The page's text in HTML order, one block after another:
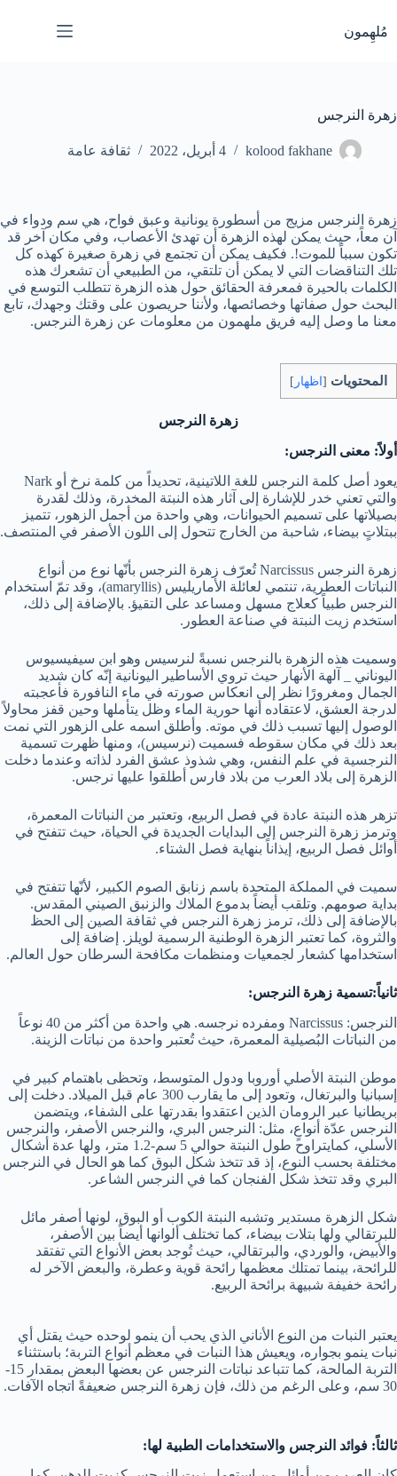
إلى
المحتوى
مُلهِمون
زهرة النرجس
kolood fakhane 4 أبريل، 2022 ثقافة عامة
زهرة النرجس مزيج من أسطورة يونانية وعبق فواح، هي سم ودواء في
آن معاً، حيث يمكن لهذه الزهرة أن تهدئ الأعصاب، وفي مكان آخر قد
تكون سبباً للموت!. فكيف يمكن أن تجتمع في زهرة صغيرة كهذه كل
تلك التناقضات التي لا يمكن أن تلتقي، من الطبيعي أن تشعرك هذه
الكلمات بالحيرة فمعرفة الحقائق حول هذه الزهرة تتطلب التوسع في
البحث حول صفاتها وخصائصها، ولأننا حريصون على وقتك وجهدك، تابع
معنا ما وصل إليه فريق ملهمون من معلومات عن زهرة النرجس.
المحتويات [ اظهار ]
زهرة النرجس
أولاً: معنى النرجس:
يعود أصل كلمة النرجس للغة اللاتينية، تحديداً من كلمة نرخ أو Nark
والتي تعني خدر للإشارة إلى آثار هذه النبتة المخدرة، وذلك لقدرة
بصيلاتها على تسميم الحيوانات، وهي واحدة من أجمل الزهور، تتميز
ببتلاتٍ بيضاء، شاحبة من الخارج تتحول إلى اللون الأصفر في المنتصف.
زهرة النرجس Narcissus تُعرّف زهرة النرجس بأنّها نوع من أنواع
النباتات العطرية، تنتمي لعائلة الأماريليس (amaryllis)، وقد تمّ استخدام
النرجس طبياً كعلاج مسهل ومساعد على التقيؤ. بالإضافة إلى ذلك،
استخدم زيت النبتة في صناعة العطور.
وسميت هذه الزهرة بالنرجس نسبةً لنرسيس وهو ابن سيفيسيوس
اليوناني _ آلهة الأنهار حيث تروي الأساطير اليونانية إنّه كان شديد
الجمال ومغرورًا نظر إلى انعكاس صورته في ماء النافورة فأعجبته
لدرجة العشق، لاعتقاده أنها حورية الماء وظل يتأملها وحين قفز محاولاً
الوصول إليها تسبب ذلك في موته. وأطلق اسمه على الزهور التي نمت
بعد ذلك في مكان سقوطه فسميت (نرسيس)، ومنها ظهرت تسمية
النرجسية في علم النفس، وهي شذوذ عشق الفرد لذاته وعندما دخلت
الزهرة إلى بلاد العرب من بلاد فارس أطلقوا عليها نرجس.
تزهر هذه النبتة عادة في فصل الربيع، وتعتبر من النباتات المعمرة،
وترمز زهرة النرجس إلى البدايات الجديدة في الحياة، حيث تتفتح في
أوائل فصل الربيع، إيذاناً بنهاية فصل الشتاء.
سميت في المملكة المتحدة باسم زنابق الصوم الكبير، لأنّها تتفتح في
بداية صومهم. وتلقب أيضاً بدموع الملاك والزنبق الصيني المقدس.
بالإضافة إلى ذلك، ترمز زهرة النرجس في ثقافة الصين إلى الحظ
والثروة، كما تعتبر الزهرة الوطنية الرسمية لويلز. إضافة إلى
استخدامها كشعار لجمعيات ومنظمات مكافحة السرطان حول العالم.
ثانياً:تسمية زهرة النرجس:
النرجس: Narcissus ومفرده نرجسه. هي واحدة من أكثر من 40 نوعاً
من النباتات البُصيلية المعمرة، حيث تُعتبر واحدة من نباتات الزينة.
موطن النبتة الأصلي أوروبا ودول المتوسط، وتحظى باهتمام كبير في
إسبانيا والبرتغال، وتعود إلى ما يقارب 300 عام قبل الميلاد. دخلت إلى
بريطانيا عبر الرومان الذين اعتقدوا بقدرتها على الشفاء، ويتضمن
النرجس عدّة أنواعٍ، مثل: النرجس البري، والنرجس الأصفر، والنرجس
الأسلي، كمايتراوح طول النبتة حوالي 5 سم-1.2 متر، ولها عدة أشكال
مختلفة بحسب النوع، إذ قد تتخذ شكل البوق كما هو الحال في النرجس
البري وقد تتخذ شكل الفنجان كما في النرجس الشاعر.
شكل الزهرة مستدير وتشبه النبتة الكوب أو البوق، لونها أصفر مائل
للبرتقالي ولها بتلات بيضاء، كما تختلف ألوانها أيضاً بين الأصفر،
والأبيض، والوردي، والبرتقالي، حيث تُوجد بعض الأنواع التي تفتقد
للرائحة، بينما تمتلك معظمها رائحة قوية وعطرة، والبعض الآخر له
رائحة خفيفة شبيهة برائحة الربيع.
يعتبر النبات من النوع الأناني الذي يحب أن ينمو لوحده حيث يقتل أي
نبات ينمو بجواره، ويعيش هذا النبات في معظم أنواع التربة؛ باستثناء
التربة المالحة، كما تتباعد نباتات النرجس عن بعضها البعض بمقدار 15-
30 سم، وعلى الرغم من ذلك، فإن زهرة النرجس ضعيفةً اتجاه الآفات.
ثالثاً: فوائد النرجس والاستخدامات الطبية لها: